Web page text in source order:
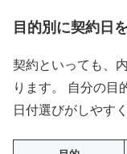
目的別に契約日
契約といっても、
ります。 自分の目
日付選びがしやす